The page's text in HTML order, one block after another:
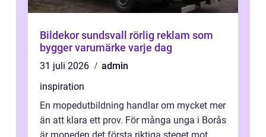
Bildekor sundsvall rörlig reklam som
bygger varumärke varje dag
31 juli 2026
admin
inspiration
En mopedutbildning handlar om mycket mer
än att klara ett prov. För många unga i Borås